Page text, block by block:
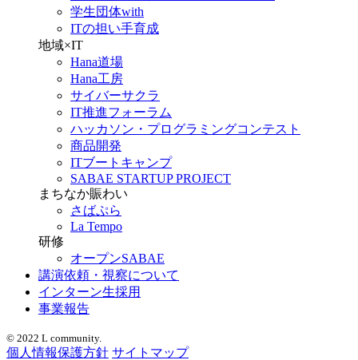
学生団体with
ITの担い手育成
地域×IT
Hana道場
Hana工房
サイバーサクラ
IT推進フォーラム
ハッカソン・プログラミングコンテスト
商品開発
ITブートキャンプ
SABAE STARTUP PROJECT
まちなか賑わい
さばぷら
La Tempo
研修
オープンSABAE
講演依頼・視察について
インターン生採用
事業報告
© 2022 L community.
個人情報保護方針 サイトマップ